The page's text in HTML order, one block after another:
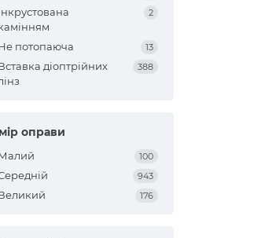
2
потопаюча 13
діоптрійних
388
оправи
100
943
176